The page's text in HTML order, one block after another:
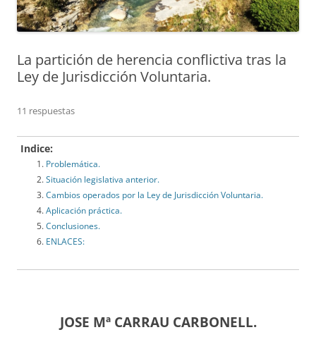
La partición de herencia conflictiva tras la
Ley de Jurisdicción Voluntaria.
11 respuestas
Indice:
Problemática.
Situación legislativa anterior.
Cambios operados por la Ley de Jurisdicción Voluntaria.
Aplicación práctica.
Conclusiones.
ENLACES:
JOSE Mª CARRAU CARBONELL.